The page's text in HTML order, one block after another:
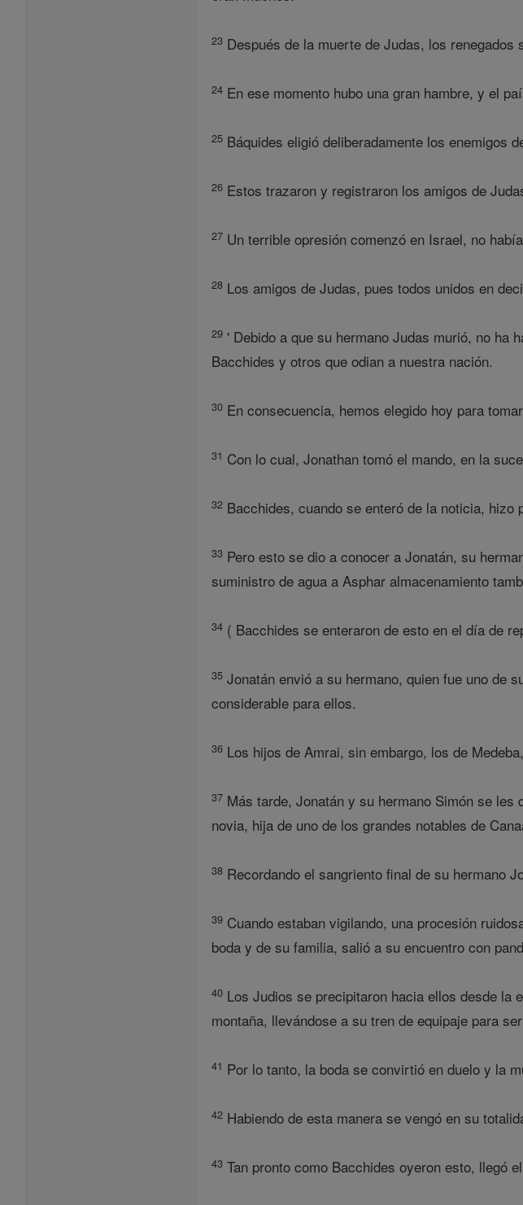
23 Después de la muerte de Judas, los
24 En ese momento hubo una gran hambre, y el
25 Báquides eligió deliberadamente los enemigos
26 Estos trazaron y registraron los amigos de
27 Un terrible opresión comenzó en Israel, no
28 Los amigos de Judas, pues todos unidos en
29 ' Debido a que su hermano Judas murió, no ha
Bacchides y otros que odian a nuestra nación.
30 En consecuencia, hemos elegido hoy para
31 Con lo cual, Jonathan tomó el mando, en la
32 Bacchides, cuando se enteró de la noticia, hizo
33 Pero esto se dio a conocer a Jonatán, su
suministro de agua a Asphar almacenamiento
34 ( Bacchides se enteraron de esto en el día de
35 Jonatán envió a su hermano, quien fue uno de
considerable para ellos.
36 Los hijos de Amrai, sin embargo, los de
37 Más tarde, Jonatán y su hermano Simón se
novia, hija de uno de los grandes notables de
38 Recordando el sangriento final de su hermano
39 Cuando estaban vigilando, una procesión
boda y de su familia, salió a su encuentro con
40 Los Judios se precipitaron hacia ellos desde la
montaña, llevándose a su tren de equipaje para
41 Por lo tanto, la boda se convirtió en duelo y la
42 Habiendo de esta manera se vengó en su
43 Tan pronto como Bacchides oyeron esto, llegó